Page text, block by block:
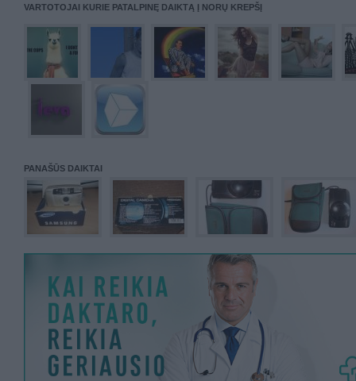
VARTOTOJAI KURIE PATALPINĘ DAIKTĄ Į NORŲ KREPŠĮ
PANAŠŪS DAIKTAI